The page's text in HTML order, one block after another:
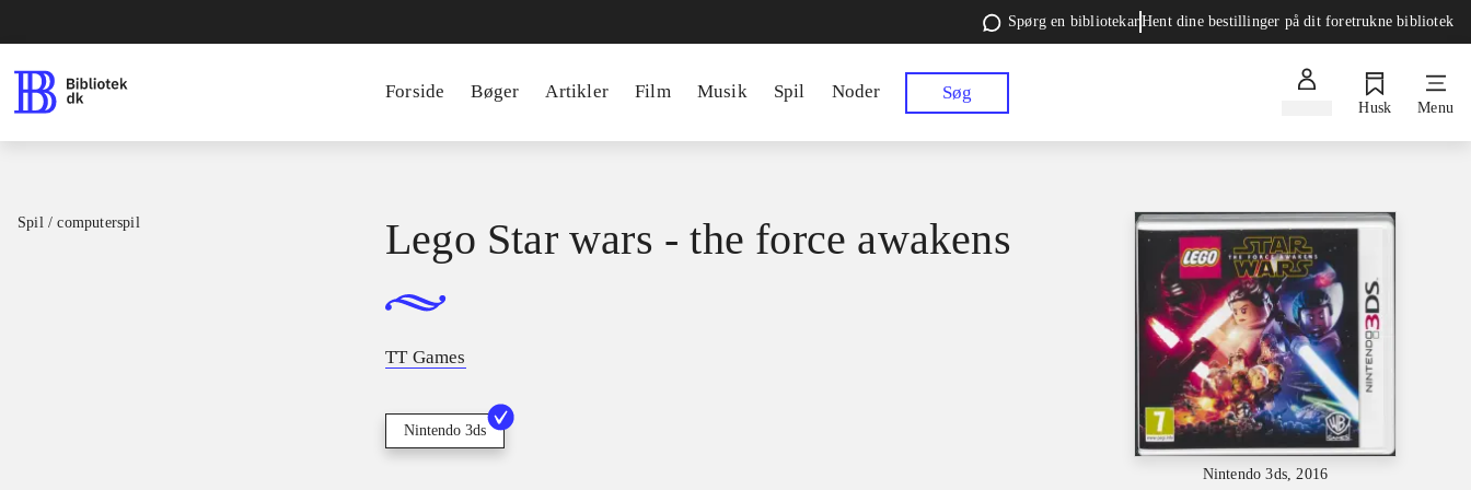
Spørg en bibliotekarHent dine bestillinger på dit foretrukne bibliotek
Forside Bøger Artikler Film Musik Spil Noder Søg
Husk Menu
Spil / computerspil
Nintendo 3ds, 2016
Lego Star wars - the force awakens
TT Games
Nintendo 3ds